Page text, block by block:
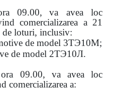
09.00,
va avea loc
comercializarea a 21
de loturi, inclusiv:
de model 3ТЭ10М;
de model 2ТЭ10Л.
09.00, va avea loc
comercializarea a: